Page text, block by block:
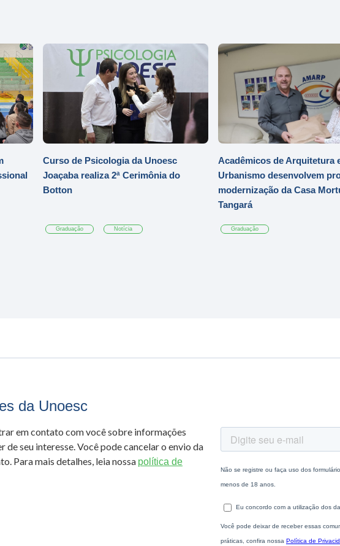
Curso de Psicologia da Unoesc
Joaçaba realiza 2ª Cerimônia do
Botton
Graduação Notícia
Acadêmicos de Arquitetura
Urbanismo desenvolvem
modernização da Casa
Tangará
Graduação
da Unoesc
em contato com você sobre informações
de seu interesse. Você pode cancelar o envio da
Para mais detalhes, leia nossa política de